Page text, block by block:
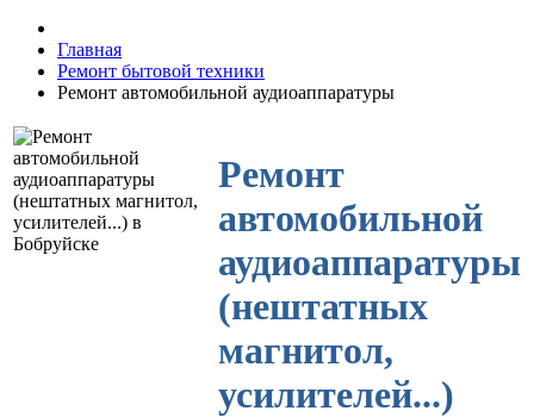
Главная
Ремонт бытовой техники
Ремонт автомобильной аудиоаппаратуры
Ремонт
автомобильной
аудиоаппаратуры
(нештатных
магнитол,
усилителей...)